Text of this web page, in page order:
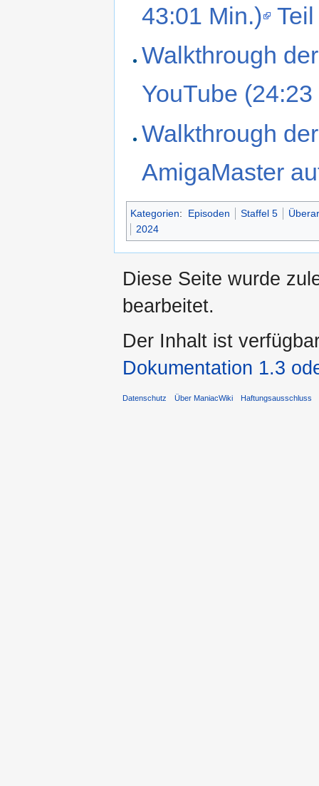
43:01 Min.)
Walkthrough
YouTube
Walkthrough
AmigaMaster
Kategorien: Episoden Staffel 5
2024
Diese Seite wurde
bearbeitet.
Der Inhalt ist
Dokumentation 1.3
Datenschutz Über ManiacWiki Haftungsausschluss